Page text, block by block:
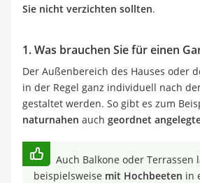
Sie nicht verzichten sollten.
1. Was brauchen Sie für einen
Der Außenbereich des Hauses oder
in der Regel ganz individuell nach
gestaltet werden. So gibt es zum
naturnahen auch geordnet
Auch Balkone oder Terrassen
beispielsweise mit Hochbeeten in